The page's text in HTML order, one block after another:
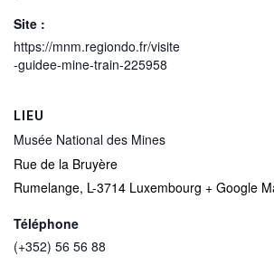
Site :
https://mnm.regiondo.fr/visite
-guidee-mine-train-225958
LIEU
Musée National des Mines
Rue de la Bruyère
Rumelange, L-3714 Luxembourg + Google
Téléphone
(+352) 56 56 88